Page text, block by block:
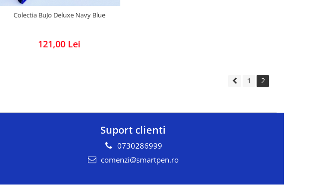
Colectia BuJo Deluxe Navy Blue
121,00 Lei
1 2
Suport clienti
0730286999
comenzi@smartpen.ro